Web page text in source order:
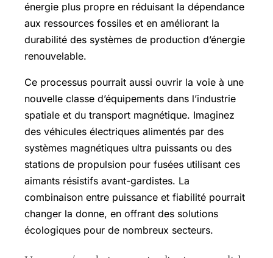
énergie plus propre en réduisant la dépendance
aux ressources fossiles et en améliorant la
durabilité des systèmes de production d’énergie
renouvelable.
Ce processus pourrait aussi ouvrir la voie à une
nouvelle classe d’équipements dans l’industrie
spatiale et du transport magnétique. Imaginez
des véhicules électriques alimentés par des
systèmes magnétiques ultra puissants ou des
stations de propulsion pour fusées utilisant ces
aimants résistifs avant-gardistes. La
combinaison entre puissance et fiabilité pourrait
changer la donne, en offrant des solutions
écologiques pour de nombreux secteurs.